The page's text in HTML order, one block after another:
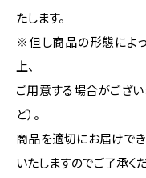
たします。
※但し商品の形態によ
上、
ご用意する場合がござい
ど）。
商品を適切にお届けで
いたしますのでご了承く